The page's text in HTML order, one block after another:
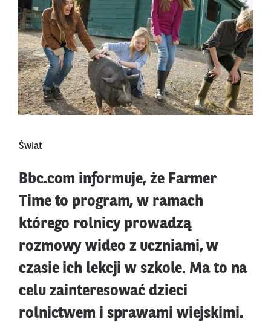
Świat
Bbc.com informuje, że Farmer
Time to program, w ramach
którego rolnicy prowadzą
rozmowy wideo z uczniami, w
czasie ich lekcji w szkole. Ma to na
celu zainteresować dzieci
rolnictwem i sprawami wiejskimi.